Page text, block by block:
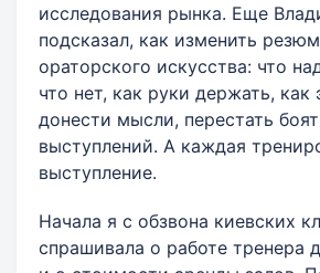
исследования рынка. Еще
подсказал, как изменить
ораторского искусства: что
что нет, как руки держать, как
донести мысли, перестать
выступлений. А каждая
выступление.
Начала я с обзвона киевских
спрашивала о работе тренера